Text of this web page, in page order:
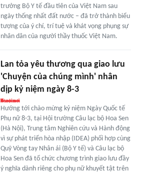
trưởng Bộ Y tế đầu tiên của Việt Nam sau
ngày thống nhất đất nước – đã trở thành biểu
tượng của ý chí, trí tuệ và khát vọng phụng sự
nhân dân của người thầy thuốc Việt Nam.
Lan tỏa yêu thương qua giao lưu
'Chuyện của chúng mình' nhân
dịp kỷ niệm ngày 8-3
Hướng tới chào mừng kỷ niệm Ngày Quốc tế
Phụ nữ 8-3, tại Hội trường Câu lạc bộ Hoa Sen
(Hà Nội), Trung tâm Nghiên cứu và Hành động
vì sự phát triển hòa nhập (IDEA) phối hợp cùng
Quỹ Vòng tay Nhân ái (Bộ Y tế) và Câu lạc bộ
Hoa Sen đã tổ chức chương trình giao lưu đầy
ý nghĩa dành riêng cho phụ nữ khuyết tật trên